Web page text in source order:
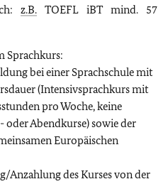
z.B. TOEFL iBT mind. 57
Sprachkurs:
bei einer Sprachschule mit
(Intensivsprachkurs mit
pro Woche, keine
Abendkurse) sowie der
Europäischen
Anzahlung des Kurses von der